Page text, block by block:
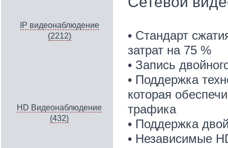
IP видеонаблюдение
(2212)
HD Видеонаблюдение
(432)
• Стандарт
затрат на 75 %
• Запись
• Поддержка
которая
трафика
• Поддержка
• Независимые